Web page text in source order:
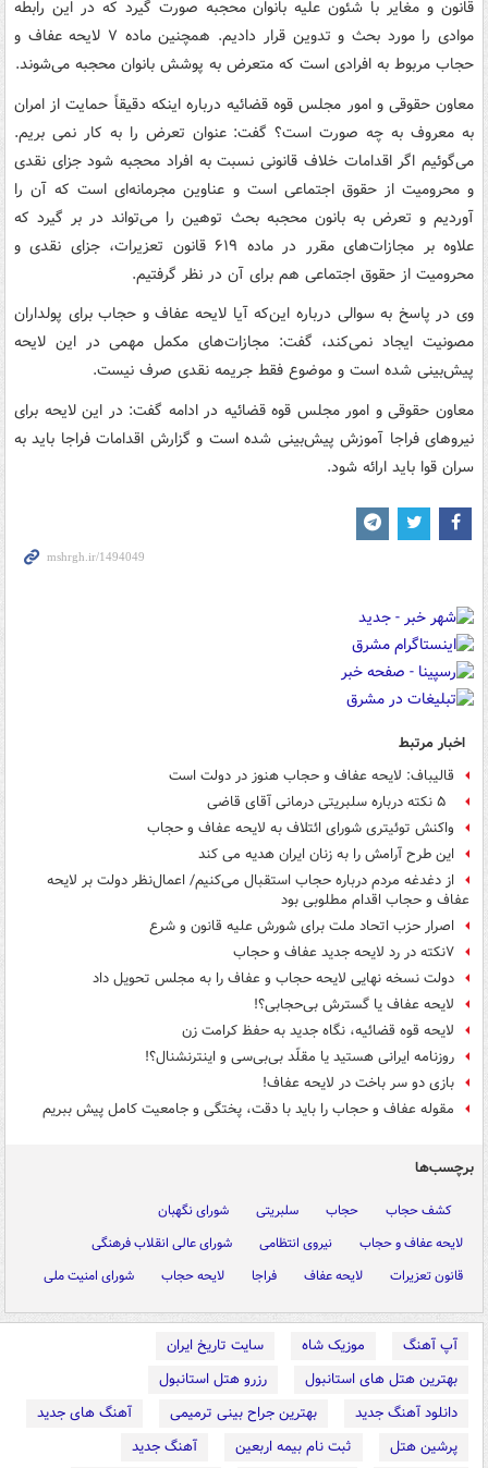
قانون و مغایر با شئون علیه بانوان محجبه صورت گیرد که در این رابطه
موادی را مورد بحث و تدوین قرار دادیم. همچنین ماده ۷ لایحه عفاف و
حجاب مربوط به افرادی است که متعرض به پوشش بانوان محجبه می‌شوند.
معاون حقوقی و امور مجلس قوه قضائیه درباره اینکه دقیقاً حمایت از امران
به معروف به چه صورت است؟ گفت: عنوان تعرض را به کار نمی بریم.
می‌گوئیم اگر اقدامات خلاف قانونی نسبت به افراد محجبه شود جزای نقدی
و محرومیت از حقوق اجتماعی است و عناوین مجرمانه‌ای است که آن را
آوردیم و تعرض به بانون محجبه بحث توهین را می‌تواند در بر گیرد که
علاوه بر مجازات‌های مقرر در ماده ۶۱۹ قانون تعزیرات، جزای نقدی و
محرومیت از حقوق اجتماعی هم برای آن در نظر گرفتیم.
وی در پاسخ به سوالی درباره این‌که آیا لایحه عفاف و حجاب برای پولداران
مصونیت ایجاد نمی‌کند، گفت: مجازات‌های مکمل مهمی در این لایحه
پیش‌بینی شده است و موضوع فقط جریمه نقدی صرف نیست.
معاون حقوقی و امور مجلس قوه قضائیه در ادامه گفت: در این لایحه برای
نیروهای فراجا آموزش پیش‌بینی شده است و گزارش اقدامات فراجا باید به
سران قوا باید ارائه شود.
اخبار مرتبط
قالیباف: لایحه عفاف و حجاب هنوز در دولت است
واکنش توئیتری شورای ائتلاف به لایحه عفاف و حجاب
این طرح آرامش را به زنان ایران هدیه می کند
از دغدغه مردم درباره حجاب استقبال می‌کنیم/ اعمال‌نظر دولت بر لایحه
عفاف و حجاب اقدام مطلوبی بود
اصرار حزب اتحاد ملت برای شورش علیه قانون و شرع
۷نکته در رد لایحه جدید عفاف و حجاب
دولت نسخه نهایی لایحه حجاب و عفاف را به مجلس تحویل داد
لایحه عفاف یا گسترش بی‌حجابی؟!
لایحه قوه قضائیه، نگاه جدید به حفظ کرامت زن
روزنامه ایرانی هستید یا مقلّد بی‌بی‌سی و اینترنشنال؟!
بازی دو سر باخت در لایحه عفاف!
مقوله عفاف و حجاب را باید با دقت، پختگی و جامعیت کامل پیش ببریم
برچسب‌ها
کشف حجاب حجاب سلبریتی
شورای نگهبان
لایحه عفاف و حجاب
نیروی انتظامی
شورای عالی انقلاب فرهنگی
قانون تعزیرات
لایحه عفاف فراجا لایحه حجاب شورای امنیت ملی
آپ آهنگ موزیک شاه
سایت تاریخ ایران
بهترین هتل های استانبول
رزرو هتل استانبول
دانلود آهنگ جدید
بهترین جراح بینی ترمیمی
آهنگ های جدید
پرشین هتل
ثبت نام بیمه اربعین
آهنگ جدید